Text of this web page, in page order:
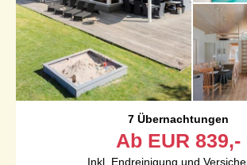
7 Übernachtungen
Ab EUR 839,-
Inkl. Endreinigung und